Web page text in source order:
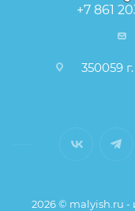
+7 861
350059
2026 © malyish.ru -